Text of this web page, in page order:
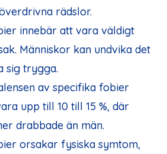
rädslor.
innebär att vara väldigt
Människor kan undvika det
sig trygga.
av specifika fobier
upp till 10 till 15 %, där
drabbade än män.
orsakar fysiska symtom,